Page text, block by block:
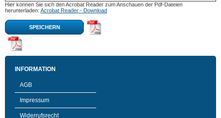
Hier können Sie sich den Acrobat Reader zum Anschauen der Pdf-Dateien
herunterladen: Acrobat Reader - Download
SPEICHERN
INFORMATION
AGB
Impressum
Widerrufsrecht